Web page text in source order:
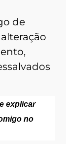
de
explicar
no